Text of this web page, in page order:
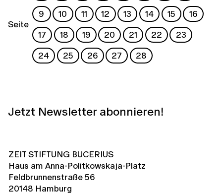
Seite
9
10 11 12 13 14 15
16
17
18 19 20 21 22
23
24
25 26 27 28
Jetzt Newsletter abonnieren!
ZEIT STIFTUNG BUCERIUS
Haus am Anna-Politkowskaja-Platz
Feldbrunnenstraße 56
20148 Hamburg